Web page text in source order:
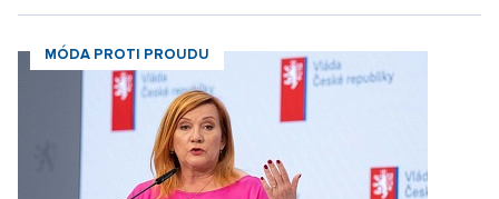
MÓDA PROTI PROUDU